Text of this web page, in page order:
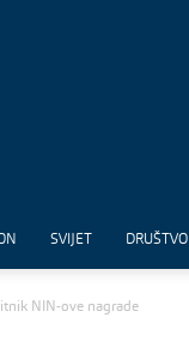
SVIJET DRUŠTVO
NIN-ove nagrade